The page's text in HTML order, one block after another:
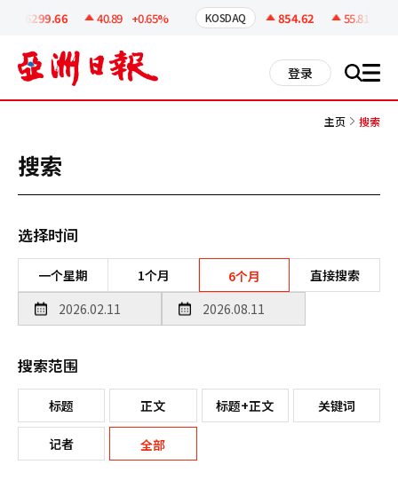
6299.66 40.89 +0.65% KOSDAQ 854.62 55.81
登录 搜 all
主页 搜索
搜索
选择时间
一个星期 1个月 6个月 直接搜索
搜索范围
标题 正文 标题+正文 关键词
记者 全部